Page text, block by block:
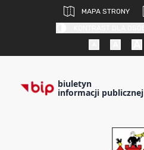
MAPA STRONY
biuletyn
informacji publicznej